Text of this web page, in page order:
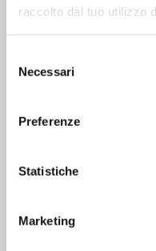
raccolto dal tuo utilizzo
delNecessari
Preferenze
Statistiche
Marketing
42045 Luzzara
Azienda
Faq